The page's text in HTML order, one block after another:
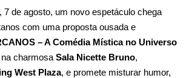
7 de agosto, um novo espetáculo chega
com uma proposta ousada e
– A Comédia Mística no Universo
charmosa Sala Nicette Bruno,
West Plaza, e promete misturar humor,